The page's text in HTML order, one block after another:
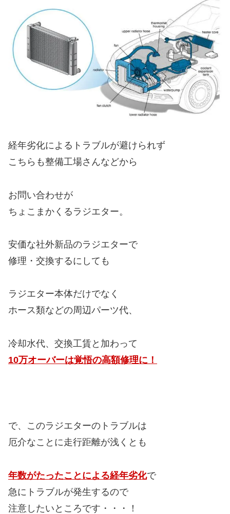
経年劣化によるトラブルが避けられず
こちらも整備工場さんなどから
お問い合わせが
ちょこまかくるラジエター。
安価な社外新品のラジエターで
修理・交換するにしても
ラジエター本体だけでなく
ホース類などの周辺パーツ代、
冷却水代、交換工賃と加わって
10万オーバーは覚悟の高額修理に！
で、このラジエターのトラブルは
厄介なことに走行距離が浅くとも
年数がたったことによる経年劣化で
急にトラブルが発生するので
注意したいところです・・・！